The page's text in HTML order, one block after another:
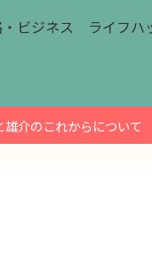
ビジネス ライフハ
雄介のこれからについて